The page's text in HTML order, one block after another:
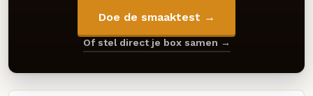
Doe de smaaktest →
Of stel direct je box samen →